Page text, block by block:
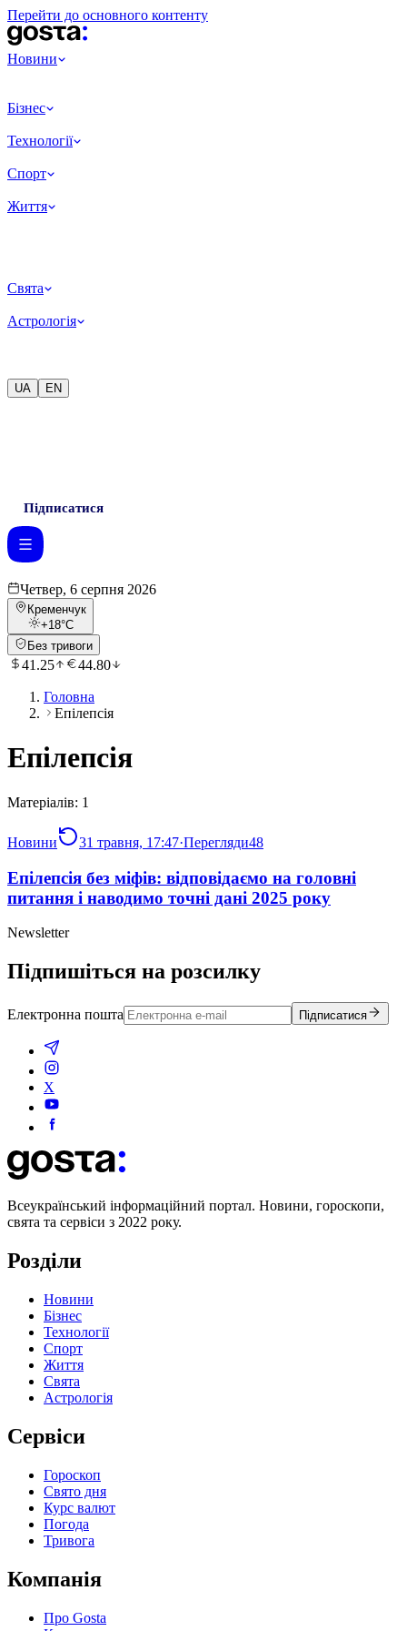
Перейти до основного контенту
Новини
Бізнес
Технології
Спорт
Життя
Свята
Астрологія
UA EN
Підписатися
Четвер, 6 серпня 2026
Кременчук
+18°C
Без тривоги
41.25 44.80
Головна
Епілепсія
Епілепсія
Матеріалів: 1
Новини 31 травня, 17:47·Перегляди48
Епілепсія без міфів: відповідаємо на головні
питання і наводимо точні дані 2025 року
Newsletter
Підпишіться на розсилку
Електронна пошта Підписатися
X
Всеукраїнський інформаційний портал. Новини, гороскопи,
свята та сервіси з 2022 року.
Розділи
Новини
Бізнес
Технології
Спорт
Життя
Свята
Астрологія
Сервіси
Гороскоп
Свято дня
Курс валют
Погода
Тривога
Компанія
Про Gosta